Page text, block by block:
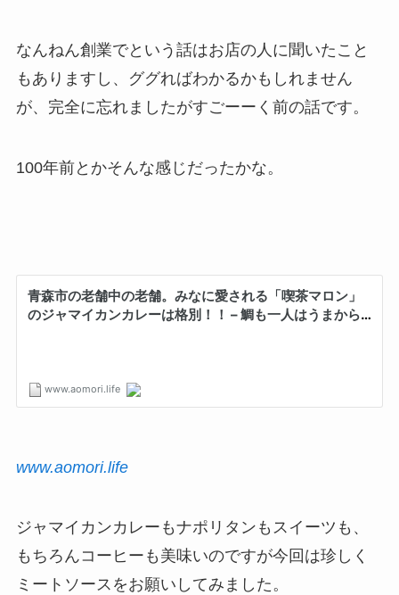
なんねん創業でという話はお店の人に聞いたこと
もありますし、ググればわかるかもしれません
が、完全に忘れましたがすごーーく前の話です。
100年前とかそんな感じだったかな。
www.aomori.life
ジャマイカンカレーもナポリタンもスイーツも、
もちろんコーヒーも美味いのですが今回は珍しく
ミートソースをお願いしてみました。